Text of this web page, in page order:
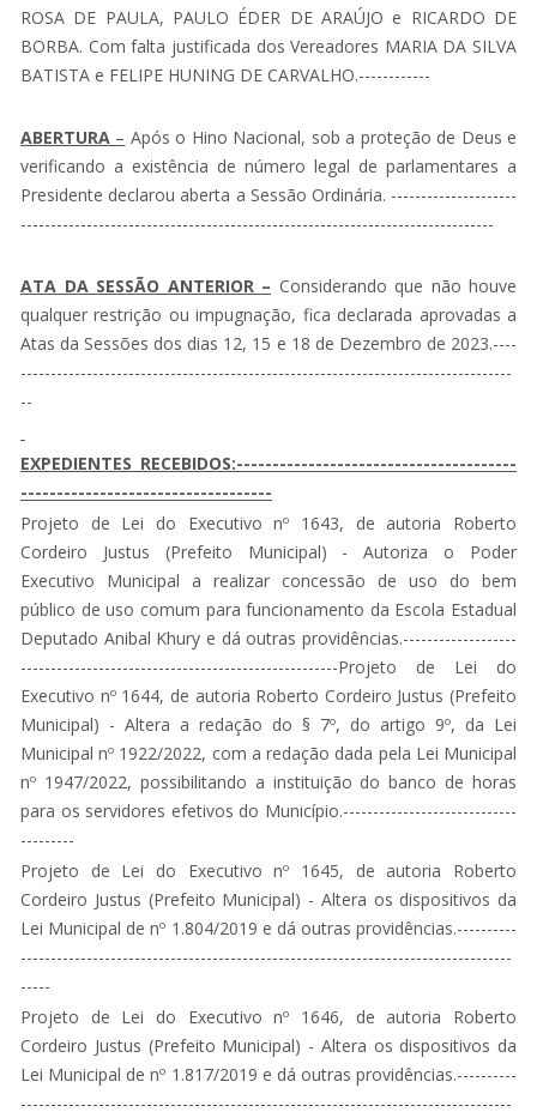
ROSA DE PAULA, PAULO ÉDER DE ARAÚJO e RICARDO DE
BORBA. Com falta justificada dos Vereadores MARIA DA SILVA
BATISTA e FELIPE HUNING DE CARVALHO.------------
ABERTURA – Após o Hino Nacional, sob a proteção de Deus e
verificando a existência de número legal de parlamentares a
Presidente declarou aberta a Sessão Ordinária. ---------------------
-------------------------------------------------------------------------------
ATA DA SESSÃO ANTERIOR – Considerando que não houve
qualquer restrição ou impugnação, fica declarada aprovadas a
Atas da Sessões dos dias 12, 15 e 18 de Dezembro de 2023.----
----------------------------------------------------------------------------------
--
EXPEDIENTES RECEBIDOS:---------------------------------------
-----------------------------------
Projeto de Lei do Executivo nº 1643, de autoria Roberto
Cordeiro Justus (Prefeito Municipal) - Autoriza o Poder
Executivo Municipal a realizar concessão de uso do bem
público de uso comum para funcionamento da Escola Estadual
Deputado Anibal Khury e dá outras providências.-------------------
-----------------------------------------------------Projeto de Lei do
Executivo nº 1644, de autoria Roberto Cordeiro Justus (Prefeito
Municipal) - Altera a redação do § 7º, do artigo 9º, da Lei
Municipal nº 1922/2022, com a redação dada pela Lei Municipal
nº 1947/2022, possibilitando a instituição do banco de horas
para os servidores efetivos do Município.-----------------------------
---------
Projeto de Lei do Executivo nº 1645, de autoria Roberto
Cordeiro Justus (Prefeito Municipal) - Altera os dispositivos da
Lei Municipal de nº 1.804/2019 e dá outras providências.----------
----------------------------------------------------------------------------------
-----
Projeto de Lei do Executivo nº 1646, de autoria Roberto
Cordeiro Justus (Prefeito Municipal) - Altera os dispositivos da
Lei Municipal de nº 1.817/2019 e dá outras providências.----------
----------------------------------------------------------------------------------